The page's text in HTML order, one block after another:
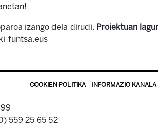
izango dela dirudi. Proiektuan
funtsa.eus
COOKIEN POLITIKA INFORMAZIO KANALA
559 25 65 52